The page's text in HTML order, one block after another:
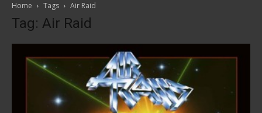
Home Tags Air Raid
Tag: Air Raid